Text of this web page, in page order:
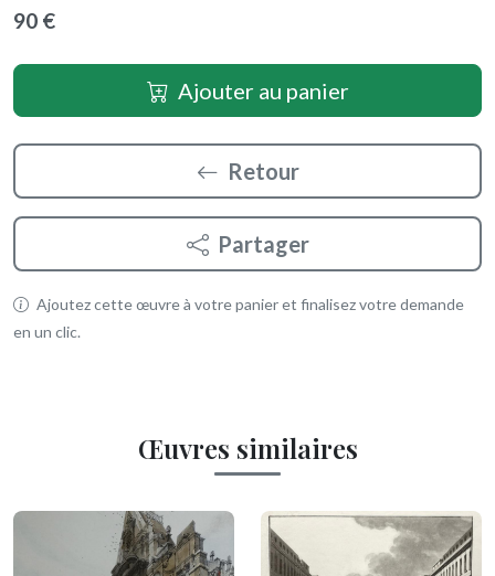
90 €
Ajouter au panier
Retour
Partager
Ajoutez cette œuvre à votre panier et finalisez votre demande
en un clic.
Œuvres similaires